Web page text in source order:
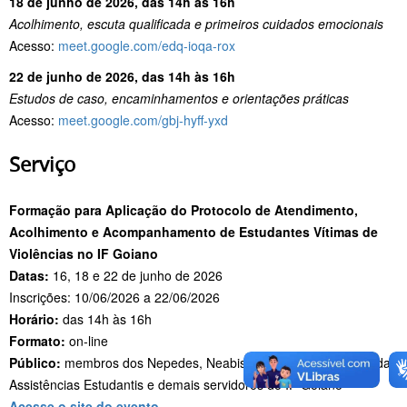
Acolhimento, escuta qualificada e primeiros cuidados emocionais
Acesso: meet.google.com/edq-ioqa-rox
22 de junho de 2026, das 14h às 16h
Estudos de caso, encaminhamentos e orientações práticas
Acesso: meet.google.com/gbj-hyff-yxd
Serviço
Formação para Aplicação do Protocolo de Atendimento,
Acolhimento e Acompanhamento de Estudantes Vítimas de
Violências no IF Goiano
Datas: 16, 18 e 22 de junho de 2026
Inscrições: 10/06/2026 a 22/06/2026
Horário: das 14h às 16h
Formato: on-line
Público: membros dos Nepedes, Neabis e Napnes, servidores das
Assistências Estudantis e demais servidores do IF Goiano